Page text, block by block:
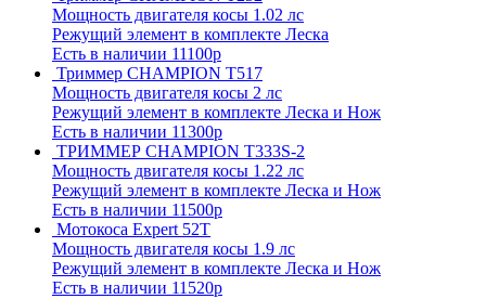
Мощность двигателя косы 1.02 лс
Режущий элемент в комплекте Леска
Есть в наличии 11100р
Триммер CHAMPION Т517
Мощность двигателя косы 2 лс
Режущий элемент в комплекте Леска и Нож
Есть в наличии 11300р
ТРИММЕР CHAMPION T333S-2
Мощность двигателя косы 1.22 лс
Режущий элемент в комплекте Леска и Нож
Есть в наличии 11500р
Мотокоса Expert 52T
Мощность двигателя косы 1.9 лс
Режущий элемент в комплекте Леска и Нож
Есть в наличии 11520р